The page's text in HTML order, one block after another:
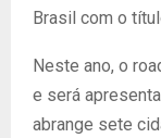
Brasil com o
Neste ano, o
e será
abrange sete